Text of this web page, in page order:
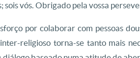
sois vós. Obrigado pela vossa
por colaborar com pessoas
religioso torna-se tanto mais